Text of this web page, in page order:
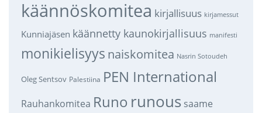
käännöskomitea kirjallisuus kirjamessut
Kunniajäsen käännetty kaunokirjallisuus manifesti
monikielisyys naiskomitea Nasrin Sotoudeh
Oleg Sentsov Palestiina PEN International
Rauhankomitea Runo runous saame